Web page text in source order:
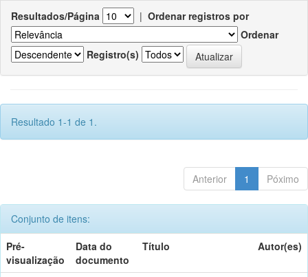
Resultados/Página | Ordenar registros por
Ordenar
Registro(s)
Resultado 1-1 de 1.
Anterior 1 Póximo
Conjunto de itens:
Pré-
visualização
Data do
documento
Título Autor(es)